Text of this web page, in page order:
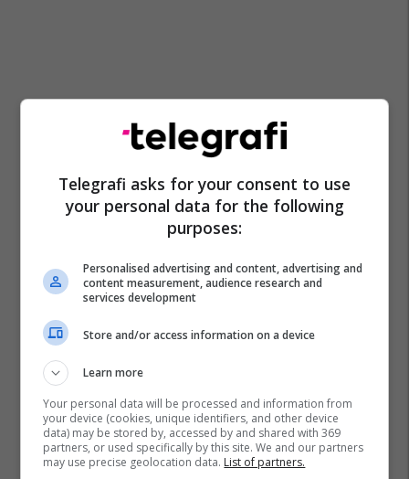
Telegrafi asks for your consent to use
your personal data for the following
purposes:
Personalised advertising and content, advertising and
content measurement, audience research and
services development
Store and/or access information on a device
Learn more
Your personal data will be processed and information from
your device (cookies, unique identifiers, and other device
data) may be stored by, accessed by and shared with 369
partners, or used specifically by this site. We and our partners
may use precise geolocation data. List of partners.